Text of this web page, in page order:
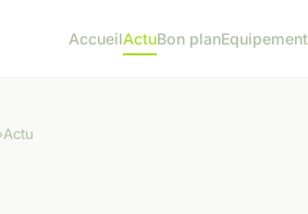
AccueilActuBon planEquipement
›Actu